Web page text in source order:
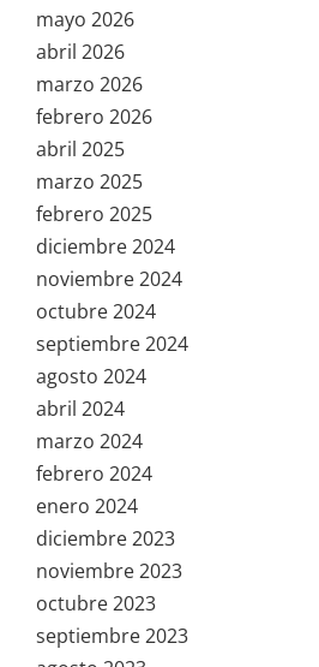
mayo 2026
abril 2026
marzo 2026
febrero 2026
abril 2025
marzo 2025
febrero 2025
diciembre 2024
noviembre 2024
octubre 2024
septiembre 2024
agosto 2024
abril 2024
marzo 2024
febrero 2024
enero 2024
diciembre 2023
noviembre 2023
octubre 2023
septiembre 2023